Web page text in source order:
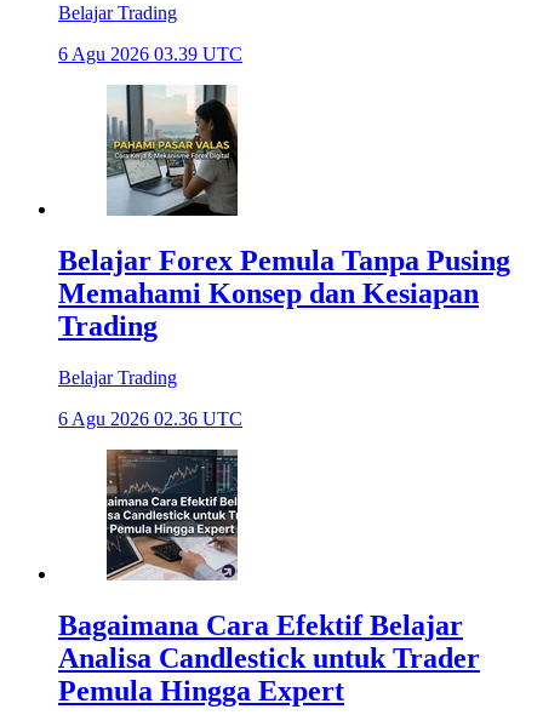
Belajar Trading
6 Agu 2026 03.39 UTC
Belajar Forex Pemula Tanpa Pusing
Memahami Konsep dan Kesiapan
Trading
Belajar Trading
6 Agu 2026 02.36 UTC
Bagaimana Cara Efektif Belajar
Analisa Candlestick untuk Trader
Pemula Hingga Expert